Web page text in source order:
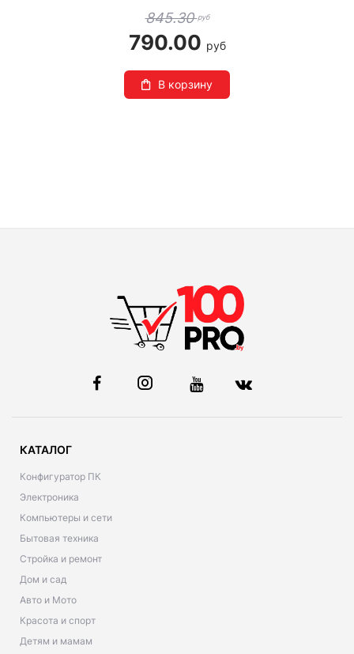
845.30руб
790.00 руб
В корзину
КАТАЛОГ
Конфигуратор ПК
Электроника
Компьютеры и сети
Бытовая техника
Стройка и ремонт
Дом и сад
Авто и Мото
Красота и спорт
Детям и мамам